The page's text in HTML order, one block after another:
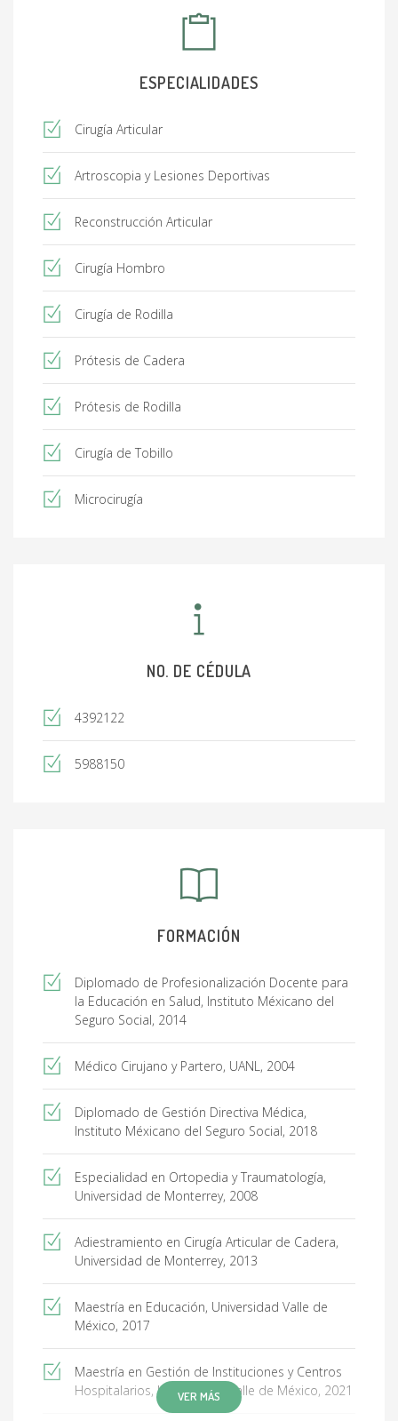
DE SALUD, ALLIANZ, BX+, PLAN SEGURO,
MÉDICA, BANORTE y ATLAS. En otros seguros
me ajusto a tabulador establecido por cada
ESPECIALIDADES
Cirugía Articular
Artroscopia y Lesiones Deportivas
Reconstrucción Articular
Cirugía Hombro
Cirugía de Rodilla
Prótesis de Cadera
Prótesis de Rodilla
Cirugía de Tobillo
Microcirugía
NO. DE CÉDULA
4392122
5988150
FORMACIÓN
Diplomado de Profesionalización Docente para
la Educación en Salud, Instituto Méxicano del
Seguro Social, 2014
Médico Cirujano y Partero, UANL, 2004
Diplomado de Gestión Directiva Médica,
Instituto Méxicano del Seguro Social, 2018
Especialidad en Ortopedia y Traumatología,
Universidad de Monterrey, 2008
Adiestramiento en Cirugía Articular de Cadera,
Universidad de Monterrey, 2013
Maestría en Educación, Universidad Valle de
México, 2017
Maestría en Gestión de Instituciones y Centros
Hospitalarios, Universidad Valle de México, 2021
VER MÁS